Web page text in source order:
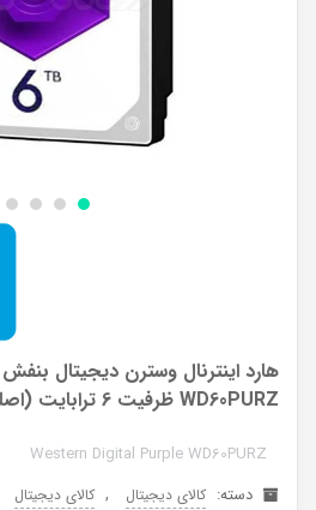
WD60PURZ ظرفیت 6 ترابایت (اصلی)
Western Digital Purple WD60PURZ
دسته: کالای دیجیتال , کالای دیجیتال